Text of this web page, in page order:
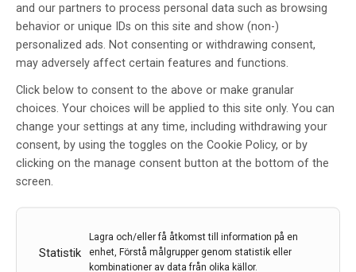
and our partners to process personal data such as browsing
behavior or unique IDs on this site and show (non-)
personalized ads. Not consenting or withdrawing consent,
may adversely affect certain features and functions.
Click below to consent to the above or make granular
choices. Your choices will be applied to this site only. You can
change your settings at any time, including withdrawing your
consent, by using the toggles on the Cookie Policy, or by
clicking on the manage consent button at the bottom of the
screen.
Statistik
Lagra och/eller få åtkomst till information på en
enhet, Förstå målgrupper genom statistik eller
kombinationer av data från olika källor.
Ny bok om sjuksköterskor
Av EVELYN PESIKAN
25 sep 2024
död. Men vad vet vi egentligen om sjuksköterskor-
förutom att de kämpar i motvind för bättre löner och
bättre arbetstider? I den nya boken ”Sjuksköterskor –